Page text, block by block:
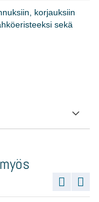
korjauksiin
sekä